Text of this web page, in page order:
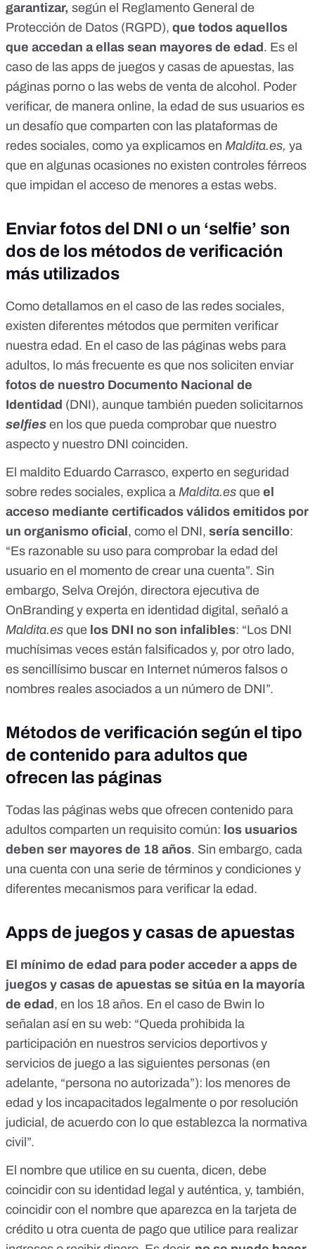
garantizar, según el Reglamento General de
Protección de Datos (RGPD), que todos aquellos
que accedan a ellas sean mayores de edad . Es el
caso de las apps de juegos y casas de apuestas, las
páginas porno o las webs de venta de alcohol. Poder
verificar, de manera online, la edad de sus usuarios es
un desafío que comparten con las plataformas de
redes sociales, como ya explicamos en Maldita.es, ya
que en algunas ocasiones no existen controles férreos
que impidan el acceso de menores a estas webs.
Enviar fotos del DNI o un ‘selfie’ son
dos de los métodos de verificación
más utilizados
Como detallamos en el caso de las redes sociales,
existen diferentes métodos que permiten verificar
nuestra edad. En el caso de las páginas webs para
adultos, lo más frecuente es que nos soliciten enviar
fotos de nuestro Documento Nacional de
Identidad (DNI), aunque también pueden solicitarnos
selfies en los que pueda comprobar que nuestro
aspecto y nuestro DNI coinciden.
El maldito Eduardo Carrasco, experto en seguridad
sobre redes sociales, explica a Maldita.es que el
acceso mediante certificados válidos emitidos por
un organismo oficial , como el DNI, sería sencillo:
“Es razonable su uso para comprobar la edad del
usuario en el momento de crear una cuenta”. Sin
embargo, Selva Orejón, directora ejecutiva de
OnBranding y experta en identidad digital, señaló a
Maldita.es que los DNI no son infalibles: “Los DNI
muchísimas veces están falsificados y, por otro lado,
es sencillísimo buscar en Internet números falsos o
nombres reales asociados a un número de DNI”.
Métodos de verificación según el tipo
de contenido para adultos que
ofrecen las páginas
Todas las páginas webs que ofrecen contenido para
adultos comparten un requisito común: los usuarios
deben ser mayores de 18 años. Sin embargo, cada
una cuenta con una serie de términos y condiciones y
diferentes mecanismos para verificar la edad.
Apps de juegos y casas de apuestas
El mínimo de edad para poder acceder a apps de
juegos y casas de apuestas se sitúa en la mayoría
de edad , en los 18 años. En el caso de Bwin lo
señalan así en su web: “Queda prohibida la
participación en nuestros servicios deportivos y
servicios de juego a las siguientes personas (en
adelante, “persona no autorizada”): los menores de
edad y los incapacitados legalmente o por resolución
judicial, de acuerdo con lo que establezca la normativa
civil”.
El nombre que utilice en su cuenta, dicen, debe
coincidir con su identidad legal y auténtica, y, también,
coincidir con el nombre que aparezca en la tarjeta de
crédito u otra cuenta de pago que utilice para realizar